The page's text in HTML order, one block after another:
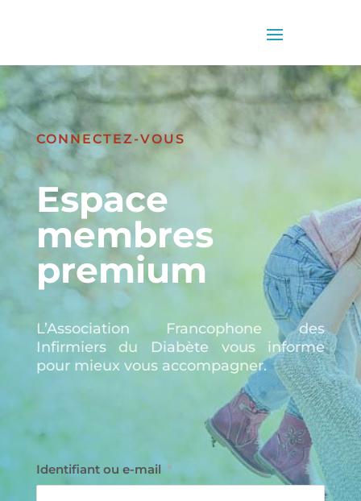
CONNECTEZ-VOUS
Espace
membres
premium
L’Association Francophone des
Infirmiers du Diabète vous informe
pour mieux vous accompagner.
Identifiant ou e-mail *